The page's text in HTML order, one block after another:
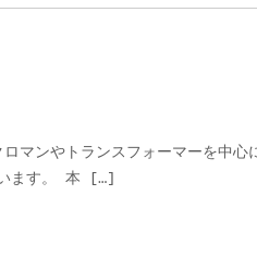
ンやトランスフォーマーを中心
ます。 本 […]